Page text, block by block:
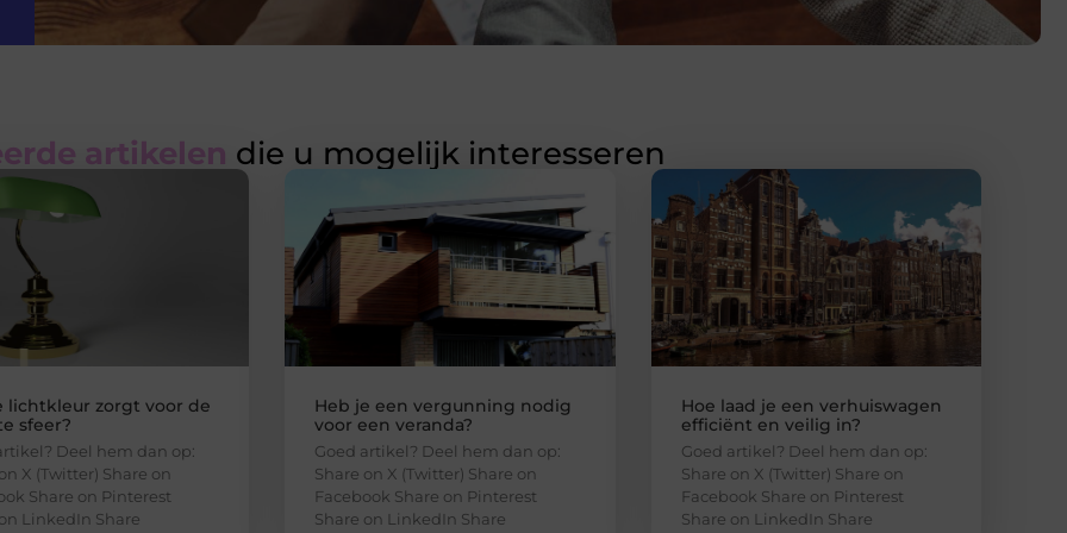
artikelen die u mogelijk interesseren
lichtkleur zorgt voor de
sfeer?
Deel hem dan op:
X (Twitter) Share on
Share on Pinterest
LinkedIn Share
Heb je een vergunning nodig
voor een veranda?
Goed artikel? Deel hem dan op:
Share on X (Twitter) Share on
Facebook Share on Pinterest
Share on LinkedIn Share
Hoe laad je een verhuiswagen
efficiënt en veilig in?
Goed artikel? Deel hem dan op:
Share on X (Twitter) Share on
Facebook Share on Pinterest
Share on LinkedIn Share